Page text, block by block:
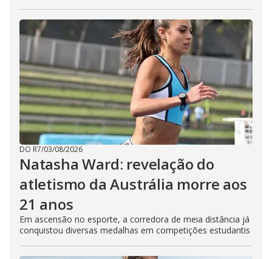
DO R7/03/08/2026
Natasha Ward: revelação do
atletismo da Austrália morre aos
21 anos
Em ascensão no esporte, a corredora de meia distância já
conquistou diversas medalhas em competições estudantis